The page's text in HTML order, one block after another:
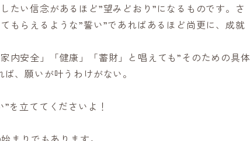
たい信念があるほど”望みどおり”になるものです。さ
もらえるような”誓い”であればあるほど尚更に、成就
内安全」「健康」「蓄財」と唱えても”そのための具体
、願いが叶うわけがない。
を立ててくださいよ！